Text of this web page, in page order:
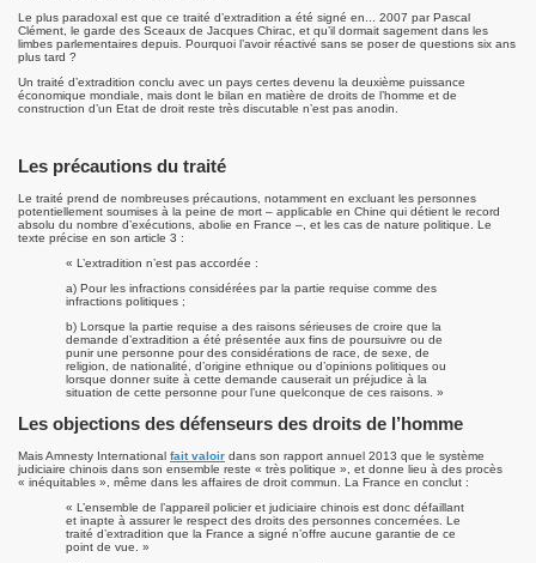
Le plus paradoxal est que ce traité d’extradition a été signé en... 2007 par Pascal
Clément, le garde des Sceaux de Jacques Chirac, et qu’il dormait sagement dans les
limbes parlementaires depuis. Pourquoi l’avoir réactivé sans se poser de questions six ans
plus tard ?
Un traité d’extradition conclu avec un pays certes devenu la deuxième puissance
économique mondiale, mais dont le bilan en matière de droits de l’homme et de
construction d’un Etat de droit reste très discutable n’est pas anodin.
Les précautions du traité
Le traité prend de nombreuses précautions, notamment en excluant les personnes
potentiellement soumises à la peine de mort – applicable en Chine qui détient le record
absolu du nombre d’exécutions, abolie en France –, et les cas de nature politique. Le
texte précise en son article 3 :
« L’extradition n’est pas accordée :
a) Pour les infractions considérées par la partie requise comme des
infractions politiques ;
b) Lorsque la partie requise a des raisons sérieuses de croire que la
demande d’extradition a été présentée aux fins de poursuivre ou de
punir une personne pour des considérations de race, de sexe, de
religion, de nationalité, d’origine ethnique ou d’opinions politiques ou
lorsque donner suite à cette demande causerait un préjudice à la
situation de cette personne pour l’une quelconque de ces raisons. »
Les objections des défenseurs des droits de l’homme
Mais Amnesty International fait valoir dans son rapport annuel 2013 que le système
judiciaire chinois dans son ensemble reste « très politique », et donne lieu à des procès
« inéquitables », même dans les affaires de droit commun. La France en conclut :
« L’ensemble de l’appareil policier et judiciaire chinois est donc défaillant
et inapte à assurer le respect des droits des personnes concernées. Le
traité d’extradition que la France a signé n’offre aucune garantie de ce
point de vue. »